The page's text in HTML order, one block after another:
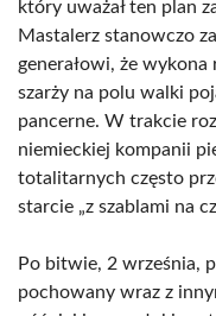
który uważał ten plan
Mastalerz stanowczo
generałowi, że
szarży na polu walki
pancerne. W trakcie
niemieckiej kompanii
totalitarnych często
starcie „z szablami na
Po bitwie, 2 września,
pochowany wraz z